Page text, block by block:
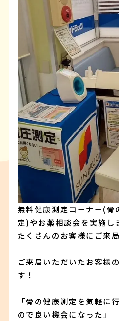
無料健康測定コーナー(骨
定)やお薬相談会を実施し
たくさんのお客様にご来
ご来局いただいたお客様
す！
「骨の健康測定を気軽に
ので良い機会になった」